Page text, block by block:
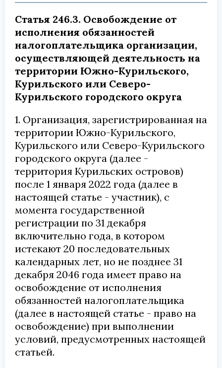
Статья 246.3. Освобождение от
исполнения обязанностей
налогоплательщика организации,
осуществляющей деятельность на
территории Южно-Курильского,
Курильского или Северо-
Курильского городского округа
1. Организация, зарегистрированная на
территории Южно-Курильского,
Курильского или Северо-Курильского
городского округа (далее -
территория Курильских островов)
после 1 января 2022 года (далее в
настоящей статье - участник), с
момента государственной
регистрации по 31 декабря
включительно года, в котором
истекают 20 последовательных
календарных лет, но не позднее 31
декабря 2046 года имеет право на
освобождение от исполнения
обязанностей налогоплательщика
(далее в настоящей статье - право на
освобождение) при выполнении
условий, предусмотренных настоящей
статьей.